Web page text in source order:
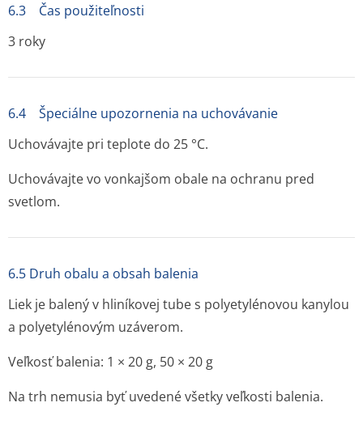
6.3 Čas použiteľnosti
3 roky
6.4 Špeciálne upozornenia na uchovávanie
Uchovávajte pri teplote do 25 °C.
Uchovávajte vo vonkajšom obale na ochranu pred
svetlom.
6.5 Druh obalu a obsah balenia
Liek je balený v hliníkovej tube s polyetylénovou kanylou
a polyetylénovým uzáverom.
Veľkosť balenia: 1 × 20 g, 50 × 20 g
Na trh nemusia byť uvedené všetky veľkosti balenia.